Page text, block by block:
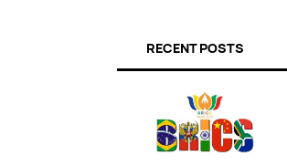
RECENT POSTS